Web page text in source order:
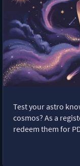
Test your astro
cosmos? As a
redeem them for